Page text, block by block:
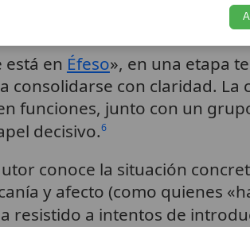
del siglo II
está en Éfeso», en una etapa
consolidarse con claridad.
funciones, junto con un
decisivo.6
conoce la situación
y afecto (como quienes
resistido a intentos de